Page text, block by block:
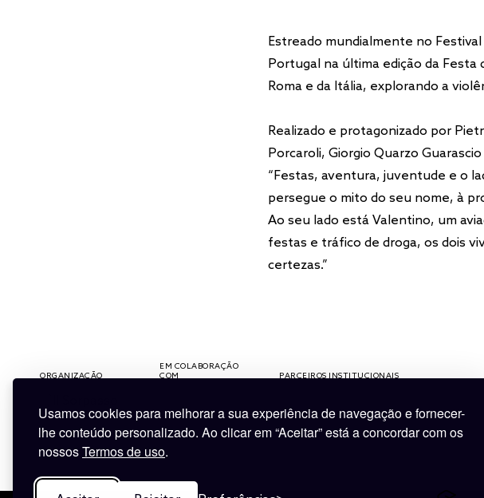
Usamos cookies para melhorar a sua experiência de navegação e fornecer-
lhe conteúdo personalizado. Ao clicar em “Aceitar” está a concordar com os
nossosTermos de uso.
Estreado mundialmente no
Portugal na última edição da
Roma e da Itália, explorando a
Realizado e protagonizado por
Porcaroli, Giorgio Quarzo
“Festas, aventura, juventude e o
persegue o mito do seu nome, à
Ao seu lado está Valentino, um
festas e tráfico de droga, os dois
certezas.”
COM
PARCEIROS INSTITUCIONAIS